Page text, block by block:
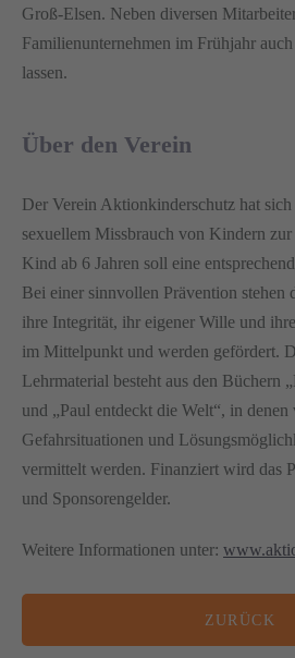
Groß-Elsen. Neben diversen
Familienunternehmen im Frühjahr
lassen.
Über den Verein
Der Verein Aktionkinderschutz hat
sexuellem Missbrauch von Kindern zur
Kind ab 6 Jahren soll eine
Bei einer sinnvollen Prävention stehen
ihre Integrität, ihr eigener Wille und
im Mittelpunkt und werden gefördert.
Lehrmaterial besteht aus den Büchern
und „Paul entdeckt die Welt“, in denen
Gefahrsituationen und
vermittelt werden. Finanziert wird das
und Sponsorengelder.
Weitere Informationen unter:
ZURÜCK
08. JULI
ELSEN transportiert